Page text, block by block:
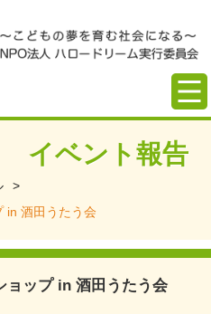
イベント報告
>
in 酒田うたう会
ョップ in 酒田うたう会